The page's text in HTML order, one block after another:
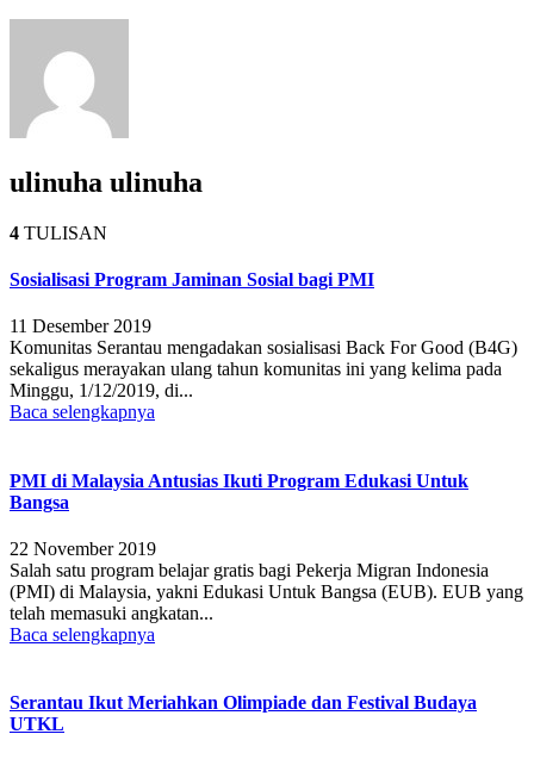
ulinuha ulinuha
4 TULISAN
Sosialisasi Program Jaminan Sosial bagi PMI
11 Desember 2019
Komunitas Serantau mengadakan sosialisasi Back For Good (B4G)
sekaligus merayakan ulang tahun komunitas ini yang kelima pada
Minggu, 1/12/2019, di...
Baca selengkapnya
PMI di Malaysia Antusias Ikuti Program Edukasi Untuk
Bangsa
22 November 2019
Salah satu program belajar gratis bagi Pekerja Migran Indonesia
(PMI) di Malaysia, yakni Edukasi Untuk Bangsa (EUB). EUB yang
telah memasuki angkatan...
Baca selengkapnya
Serantau Ikut Meriahkan Olimpiade dan Festival Budaya
UTKL